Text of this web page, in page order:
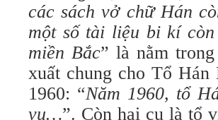
các sách vở chữ Hán
một số tài liệu bi kí
miền Bắc” là nằm
xuất chung cho Tổ
1960: “Năm 1960, tổ
vụ…”. Còn hai cụ là tổ